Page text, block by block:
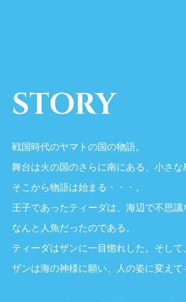
STORY
戦国時代のヤマトの国の物語。
舞台は火の国のさらに南にある、小さ
そこから物語は始まる・・・。
王子であったティーダは、海辺で不思
なんと人魚だったのである。
ティーダはザンに一目惚れした。そし
ザンは海の神様に願い、人の姿に変え